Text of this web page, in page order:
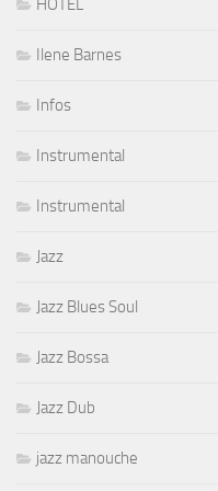
HOTEL
Ilene Barnes
Infos
Instrumental
Instrumental
Jazz
Jazz Blues Soul
Jazz Bossa
Jazz Dub
jazz manouche